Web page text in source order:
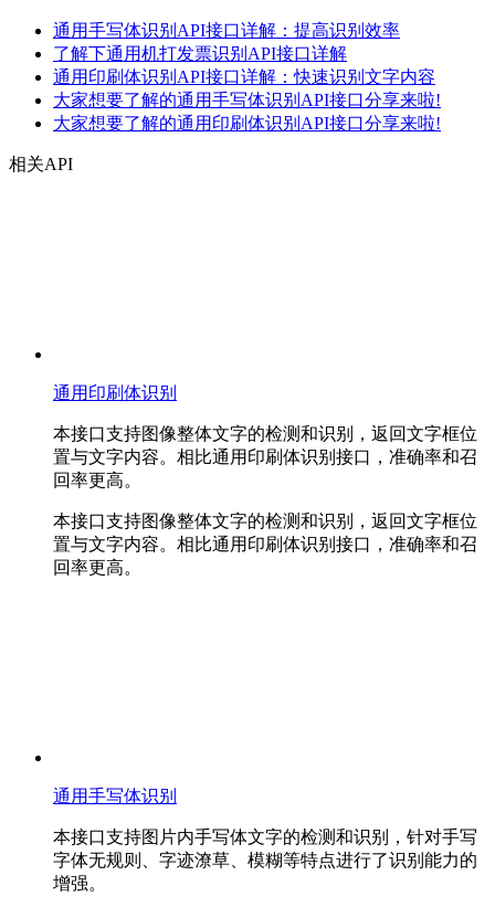
通用手写体识别API接口详解：提高识别效率
了解下通用机打发票识别API接口详解
通用印刷体识别API接口详解：快速识别文字内容
大家想要了解的通用手写体识别API接口分享来啦!
大家想要了解的通用印刷体识别API接口分享来啦!
相关API
通用印刷体识别
本接口支持图像整体文字的检测和识别，返回文字框位
置与文字内容。相比通用印刷体识别接口，准确率和召
回率更高。
本接口支持图像整体文字的检测和识别，返回文字框位
置与文字内容。相比通用印刷体识别接口，准确率和召
回率更高。
通用手写体识别
本接口支持图片内手写体文字的检测和识别，针对手写
字体无规则、字迹潦草、模糊等特点进行了识别能力的
增强。